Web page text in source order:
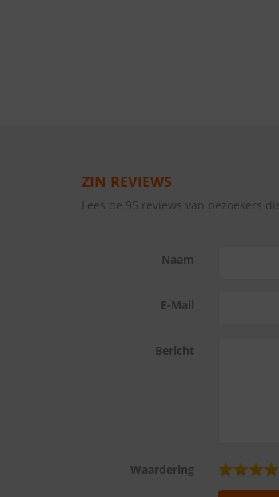
ZIN REVIEWS
Lees de 95 reviews van bezoekers
Naam
E-Mail
Bericht
Waardering